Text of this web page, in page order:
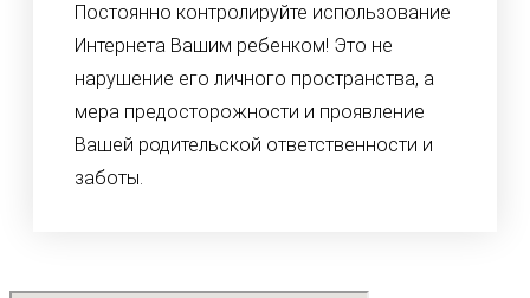
Постоянно контролируйте использование
Интернета Вашим ребенком! Это не
нарушение его личного пространства, а
мера предосторожности и проявление
Вашей родительской ответственности и
заботы.